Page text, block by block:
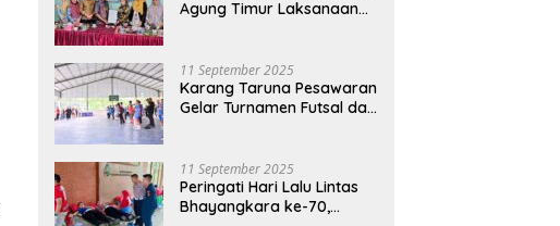
Agung Timur Laksanaan
2026
11 September 2025
Karang Taruna Pesawaran
Gelar Turnamen Futsal dan
11 September 2025
Peringati Hari Lalu Lintas
Bhayangkara ke-70,